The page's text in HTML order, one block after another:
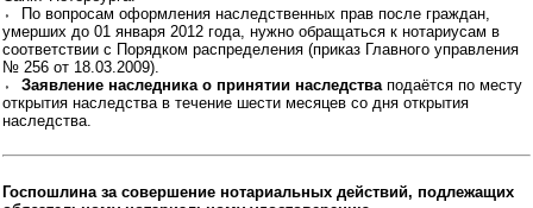
⬫ По вопросам оформления наследственных прав после граждан,
умерших до 01 января 2012 года, нужно обращаться к нотариусам в
соответствии с Порядком распределения (приказ Главного управления
№ 256 от 18.03.2009).
⬫ Заявление наследника о принятии наследства подаётся по месту
открытия наследства в течение шести месяцев со дня открытия
наследства.
Госпошлина за совершение нотариальных действий, подлежащих